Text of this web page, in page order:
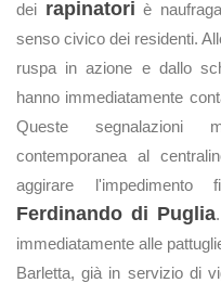
dei rapinatori è
senso civico dei residenti.
ruspa in azione e dallo
hanno immediatamente
Queste segnalazioni
contemporanea al
aggirare
Ferdinando di Puglia
immediatamente alle
Barletta, già in servizio di